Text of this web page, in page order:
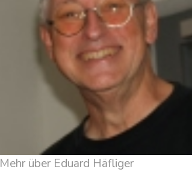
Mehr über Eduard Häfliger